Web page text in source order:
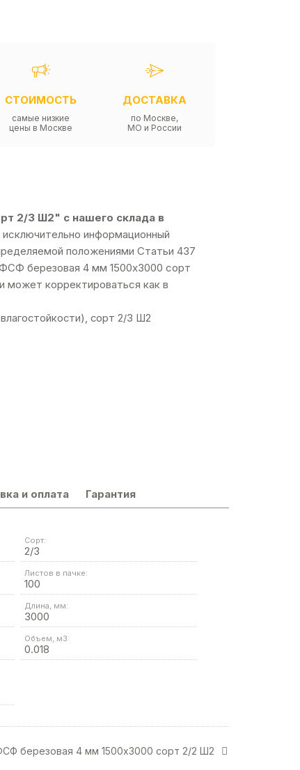
СТОИМОСТЬ
самые низкие
цены в Москве
ДОСТАВКА
по Москве,
МО и России
2/3 Ш2" с нашего склада в
информационный
положениями Статьи 437
березовая 4 мм 1500х3000 сорт
может корректироваться как в
сорт 2/3 Ш2
и оплата Гарантия
Сорт:
2/3
Листов в пачке:
100
Длина, мм:
3000
Объем, м3:
0.018
березовая 4 мм 1500х3000 сорт 2/2 Ш2